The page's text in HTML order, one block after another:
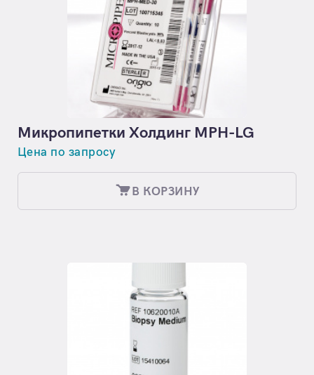
Микропипетки Холдинг MPH-LG
Цена по запросу
В КОРЗИНУ